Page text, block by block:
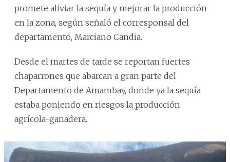
promete aliviar la sequía y mejorar la producción
en la zona, según señaló el corresponsal del
departamento, Marciano Candia.
Desde el martes de tarde se reportan fuertes
chaparrones que abarcan a gran parte del
Departamento de Amambay, donde ya la sequía
estaba poniendo en riesgos la producción
agrícola-ganadera.